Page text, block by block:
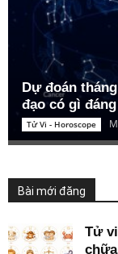
Dự đoán
đạo có gì
Tử Vi - Horoscope
Bài mới đăng
Tử